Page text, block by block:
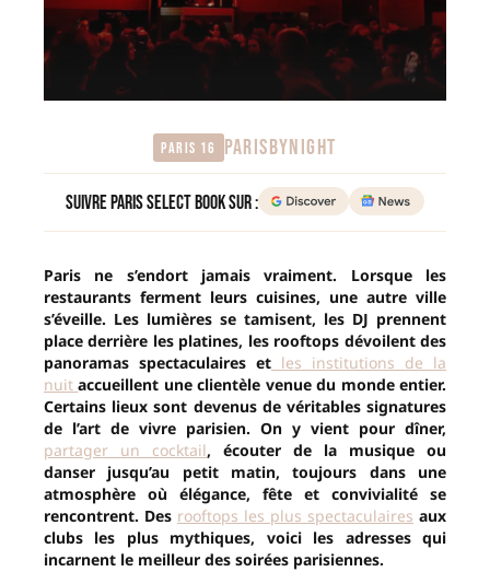
Paris 16 PARISBYNIGHT
Suivre Paris Select Book sur :
Paris ne s’endort jamais vraiment. Lorsque les
restaurants ferment leurs cuisines, une autre ville
s’éveille. Les lumières se tamisent, les DJ prennent
place derrière les platines, les rooftops dévoilent des
panoramas spectaculaires et les institutions de la
nuitaccueillent une clientèle venue du monde entier.
Certains lieux sont devenus de véritables signatures
de l’art de vivre parisien. On y vient pour dîner,
partager un cocktail, écouter de la musique ou
danser jusqu’au petit matin, toujours dans une
atmosphère où élégance, fête et convivialité se
rencontrent. Des rooftops les plus spectaculaires aux
clubs les plus mythiques, voici les adresses qui
incarnent le meilleur des soirées parisiennes.